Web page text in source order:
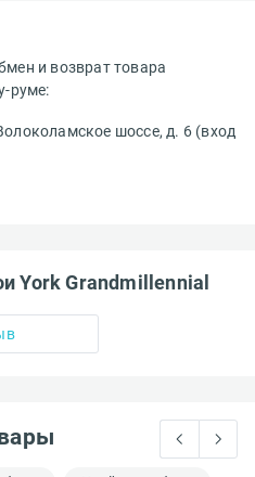
и возврат товара
руме:
шоссе, д. 6 (вход
York Grandmillennial